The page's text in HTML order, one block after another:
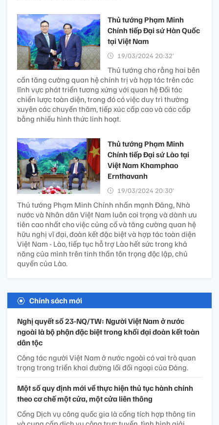
Thủ tướng Phạm Minh
Chính tiếp Đại sứ Hàn Quốc
tại Việt Nam
19/03/2024 20:32’
Thủ tướng cho rằng hai bên
cần tăng cường quan hệ chính trị và hợp tác trên các
lĩnh vực phát triển tương xứng với quan hệ Đối tác
chiến lược toàn diện, trong đó có việc duy trì thường
xuyên các chuyến thăm, tiếp xúc cấp cao và các cấp
bằng nhiều hình thức linh hoạt.
Thủ tướng Phạm Minh
Chính tiếp Đại sứ Lào tại
Việt Nam Khamphao
Ernthavanh
19/03/2024 20:30’
Thủ tướng Phạm Minh Chính nhấn mạnh Đảng, Nhà
nước và Nhân dân Việt Nam luôn coi trọng và dành ưu
tiên cao nhất cho việc củng cố và tăng cường quan hệ
hữu nghị vĩ đại, đoàn kết đặc biệt và hợp tác toàn diện
Việt Nam - Lào, tiếp tục hỗ trợ Lào hết sức trong khả
năng của mình trên tinh thần tôn trọng độc lập, chủ
quyền của Lào.
Chính sách mới
Nghị quyết số 23-NQ/TW: Người Việt Nam ở nước
ngoài là bộ phận đặc biệt trong khối đại đoàn kết toàn
dân tộc
Công tác người Việt Nam ở nước ngoài có vai trò quan
trọng trong triển khai đường lối đối ngoại của Đảng.
Một số quy định mới về thực hiện thủ tục hành chính
theo cơ chế một cửa, một cửa liên thông
Cổng Dịch vụ công quốc gia là cổng tích hợp thông tin